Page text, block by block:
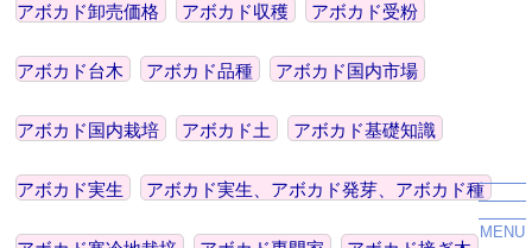
アボカド卸売価格 アボカド収穫 アボカド受粉
アボカド台木 アボカド品種 アボカド国内市場
アボカド国内栽培 アボカド土 アボカド基礎知識
アボカド実生 アボカド実生、アボカド発芽、アボカド種
MENU